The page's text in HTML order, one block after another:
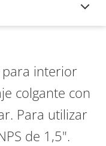
para interior
colgante con
Para utilizar
de 1,5".